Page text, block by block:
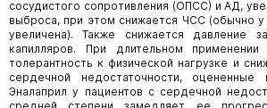
сосудистого сопротивления (ОПСС) и АД,
выброса, при этом снижается ЧСС (обычно
увеличена). Также снижается давление
капилляров. При длительном применении
толерантность к физической нагрузке и
сердечной недостаточности, оцененные
Эналаприл у пациентов с сердечной